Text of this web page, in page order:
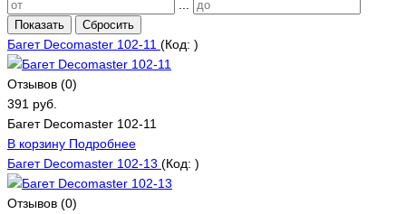
Показать Сбросить
Багет Decomaster 102-11 (Код: )
Отзывов (0)
391 руб.
Багет Decomaster 102-11
В корзину Подробнее
Багет Decomaster 102-13 (Код: )
Отзывов (0)